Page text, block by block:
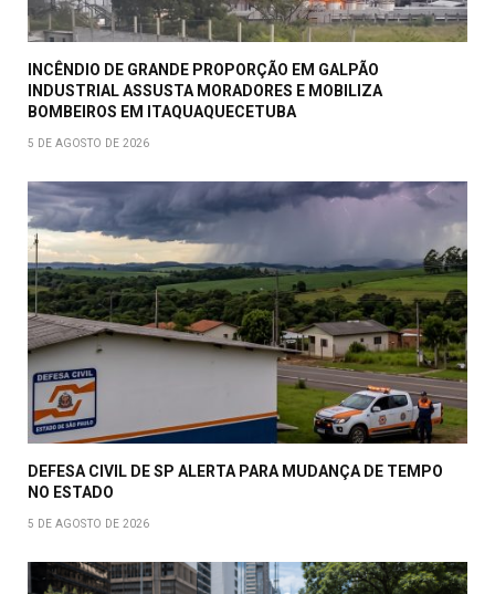
INCÊNDIO DE GRANDE PROPORÇÃO EM GALPÃO
INDUSTRIAL ASSUSTA MORADORES E MOBILIZA
BOMBEIROS EM ITAQUAQUECETUBA
5 DE AGOSTO DE 2026
DEFESA CIVIL DE SP ALERTA PARA MUDANÇA DE TEMPO
NO ESTADO
5 DE AGOSTO DE 2026